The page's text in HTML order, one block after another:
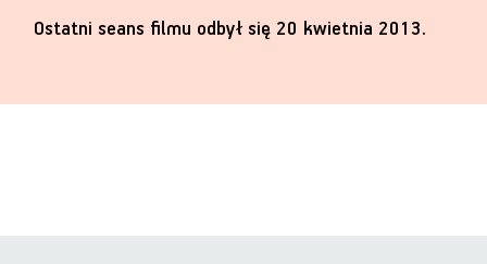
Ostatni seans filmu odbył się 20 kwietnia 2013.